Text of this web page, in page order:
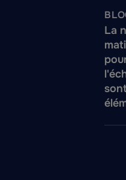
La